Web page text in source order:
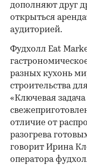
дополняют друг
открыться
аудиторией.
Фудхолл Eat
разных кухонь
строительства
«Ключевая
отличие от
разогрева
говорит Ирина
оператора